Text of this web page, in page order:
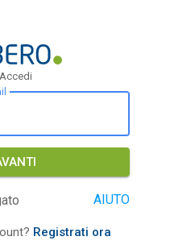
Accedi
AIUTO
Registrati ora